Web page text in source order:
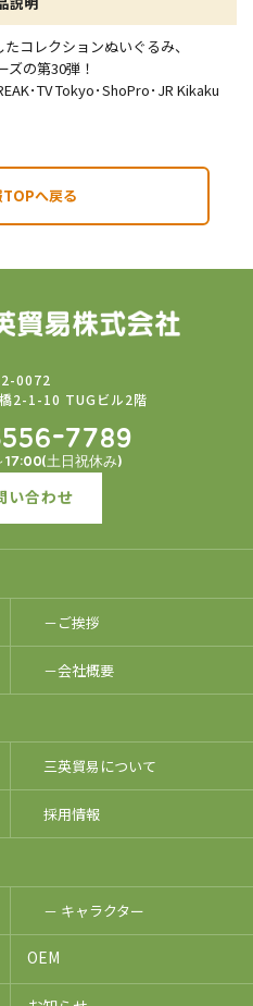
コレクションぬいぐるみ、
ズの第30弾！
･TV Tokyo･ShoPro･JR Kikaku
へ戻る
0072
2-1-10 TUGビル2階
7789
17:00(土日祝休み)
い合わせ
－ご挨拶
－会社概要
三英貿易について
採用情報
－ キャラクター
OEM